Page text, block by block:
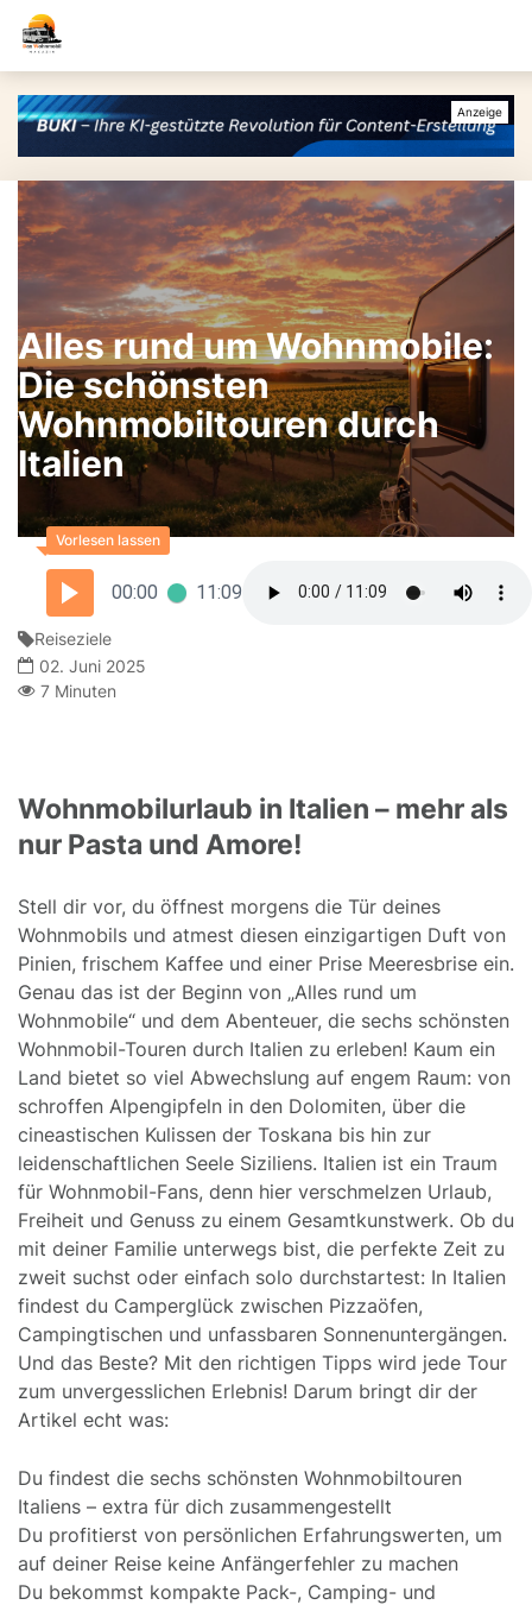
Alles rund um Wohnmobile:
Die schönsten
Wohnmobiltouren durch
Italien
00:00 11:09
Reiseziele
02. Juni 2025
7 Minuten
Wohnmobilurlaub in Italien – mehr als
nur Pasta und Amore!
Stell dir vor, du öffnest morgens die Tür deines
Wohnmobils und atmest diesen einzigartigen Duft von
Pinien, frischem Kaffee und einer Prise Meeresbrise ein.
Genau das ist der Beginn von „Alles rund um
Wohnmobile“ und dem Abenteuer, die sechs schönsten
Wohnmobil-Touren durch Italien zu erleben! Kaum ein
Land bietet so viel Abwechslung auf engem Raum: von
schroffen Alpengipfeln in den Dolomiten, über die
cineastischen Kulissen der Toskana bis hin zur
leidenschaftlichen Seele Siziliens. Italien ist ein Traum
für Wohnmobil-Fans, denn hier verschmelzen Urlaub,
Freiheit und Genuss zu einem Gesamtkunstwerk. Ob du
mit deiner Familie unterwegs bist, die perfekte Zeit zu
zweit suchst oder einfach solo durchstartest: In Italien
findest du Camperglück zwischen Pizzaöfen,
Campingtischen und unfassbaren Sonnenuntergängen.
Und das Beste? Mit den richtigen Tipps wird jede Tour
zum unvergesslichen Erlebnis! Darum bringt dir der
Artikel echt was:
Du findest die sechs schönsten Wohnmobiltouren
Italiens – extra für dich zusammengestellt
Du profitierst von persönlichen Erfahrungswerten, um
auf deiner Reise keine Anfängerfehler zu machen
Du bekommst kompakte Pack-, Camping- und